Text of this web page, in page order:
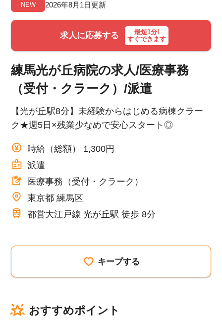
サイトの使い方
人材をお探しの医療機関・企業様
運営会社
NEW 2026年8月1日更新
求人に応募する
最短1分!
すぐできます
練馬光が丘病院の求人/医療事務
（受付・クラーク）/派遣
【光が丘駅8分】未経験からはじめる病棟クラー
ク★週5日×残業少なめで安心スタート◎
時給（総額） 1,300円
派遣
医療事務（受付・クラーク）
東京都 練馬区
都営大江戸線 光が丘駅 徒歩 8分
キープする
おすすめポイント